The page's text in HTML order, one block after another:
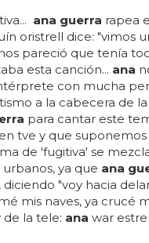
ana guerra rapea
oristrell dice: "vimos
pareció que tenía
esta canción... ana
con mucha
a la cabecera de
para cantar este
tve y que suponemos
de 'fugitiva' se
ya que ana
"voy hacia
mis naves, ya crucé
de la tele: ana war